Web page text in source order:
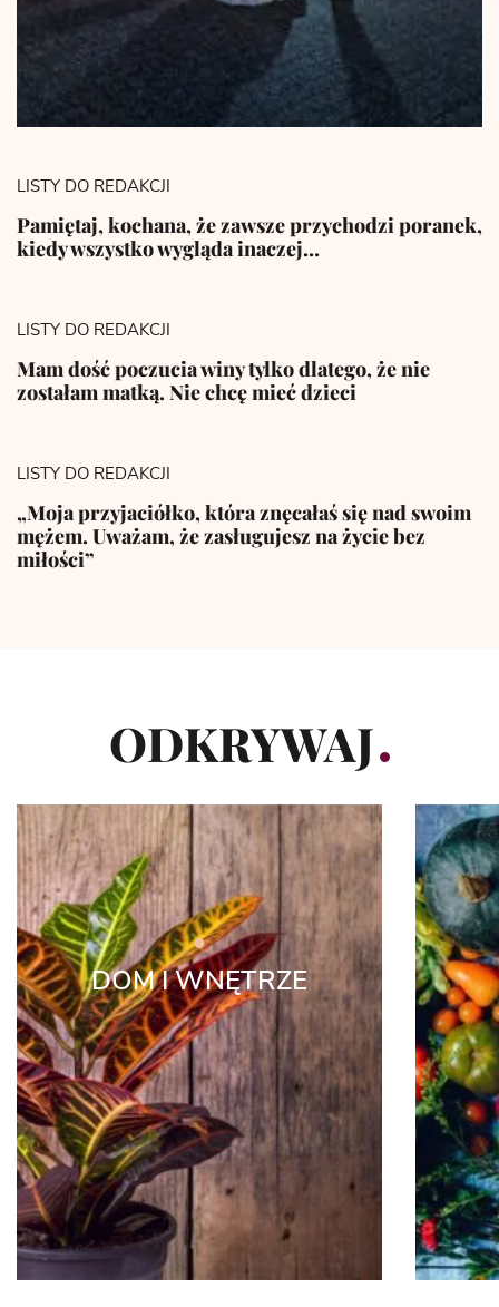
LISTY DO REDAKCJI
Pamiętaj, kochana, że zawsze przychodzi poranek,
kiedy wszystko wygląda inaczej…
LISTY DO REDAKCJI
Mam dość poczucia winy tylko dlatego, że nie
zostałam matką. Nie chcę mieć dzieci
LISTY DO REDAKCJI
„Moja przyjaciółko, która znęcałaś się nad swoim
mężem. Uważam, że zasługujesz na życie bez
miłości”
ODKRYWAJ
DOM I WNĘTRZE